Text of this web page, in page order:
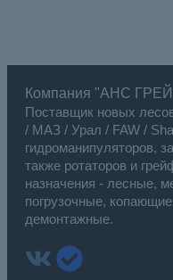
Компания "АНС
Поставщик новых
/ МАЗ / Урал / FAW /
гидроманипуляторов,
также ротаторов и
назначения - лесные,
погрузочные,
демонтажные.